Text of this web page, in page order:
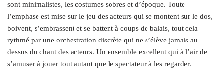
sont minimalistes, les costumes sobres et d’époque. Toute
l’emphase est mise sur le jeu des acteurs qui se montent sur le dos,
boivent, s’embrassent et se battent à coups de balais, tout cela
rythmé par une orchestration discrète qui ne s’élève jamais au-
dessus du chant des acteurs. Un ensemble excellent qui à l’air de
s’amuser à jouer tout autant que le spectateur à les regarder.